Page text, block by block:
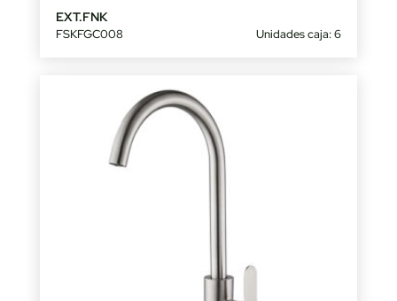
EXT.FNK
FSKFGC008 Unidades caja: 6